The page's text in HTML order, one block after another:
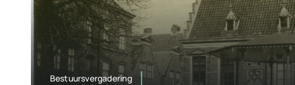
Bestuursvergadering